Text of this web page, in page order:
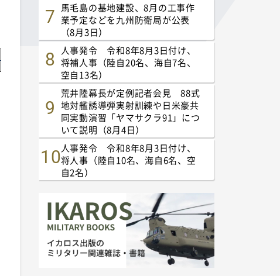
馬毛島の基地建設、8月の工事作
業予定などを九州防衛局が公表
（8月3日）
人事発令 令和8年8月3日付け、
将補人事（陸自20名、海自7名、
空自13名）
荒井陸幕長が定例記者会見 88式
地対艦誘導弾実射訓練や日米豪共
同実動演習「ヤマサクラ91」につ
いて説明（8月4日）
人事発令 令和8年8月3日付け、
将人事（陸自10名、海自6名、空
自2名）